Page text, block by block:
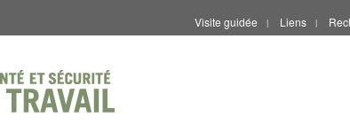
Visite guidée | Liens |